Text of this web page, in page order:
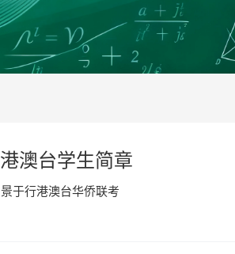
澳台学生简章
于行港澳台华侨联考